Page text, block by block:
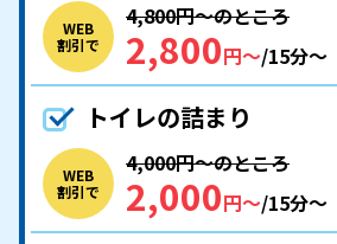
WEB
割引で
4,800円〜のところ
2,800円〜/15分〜
トイレの詰まり
WEB
割引で
4,000円〜のところ
2,000円〜/15分〜